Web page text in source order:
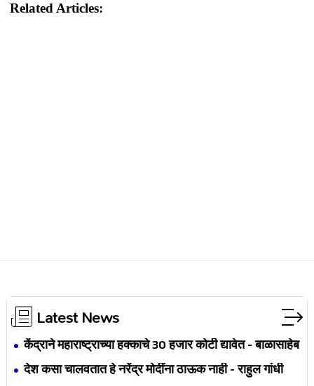
Related Articles:
Latest News
केंद्राने महाराष्ट्राच्या हक्काचे 30 हजार कोटी द्यावेत - बाळासाहेब
थोरात
देश कसा चालवतात हे नरेंद्र मोदींना ठाऊक नाही - राहुल गांधी